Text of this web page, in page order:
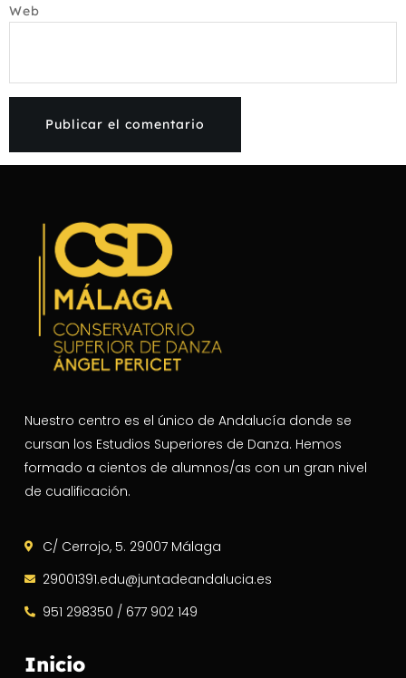
Web
Nuestro centro es el único de Andalucía donde se
cursan los Estudios Superiores de Danza. Hemos
formado a cientos de alumnos/as con un gran nivel
de cualificación.
C/ Cerrojo, 5. 29007 Málaga
29001391.edu@juntadeandalucia.es
951 298350 / 677 902 149
Inicio